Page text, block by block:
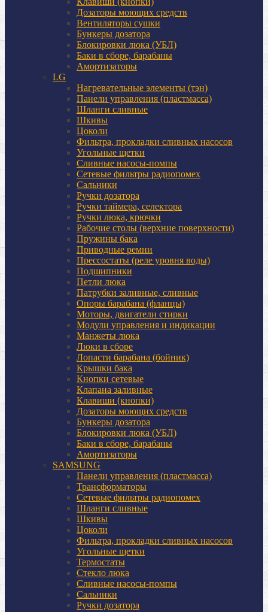
Дозаторы моющих средств
Вентиляторы сушки
Бункеры дозатора
Блокировки люка (УБЛ)
Баки в сборе, барабаны
Амортизаторы
LG
Нагревательные элементы (тэн)
Панели управления (пластмасса)
Шланги сливные
Шкивы
Цоколи
Фильтра, прокладки сливных насосов
Угольные щетки
Сливные насосы-помпы
Сетевые фильтры радиопомех
Сальники
Ручки дозатора
Ручки таймера, селектора
Ручки люка, крючки
Рабочие столы (верхние поверхности)
Пружины бака
Приводные ремни
Прессостаты (реле уровня воды)
Подшипники
Петли люка
Патрубки заливные, сливные
Опоры барабана (фланцы)
Моторы, двигатели стирки
Модули управления и индикации
Манжеты люка
Люки в сборе
Лопасти барабана (бойник)
Крышки бака
Кнопки сетевые
Клапана заливные
Клавиши (кнопки)
Дозаторы моющих средств
Бункеры дозатора
Блокировки люка (УБЛ)
Баки в сборе, барабаны
Амортизаторы
SAMSUNG
Панели управления (пластмасса)
Трансформаторы
Сетевые фильтры радиопомех
Шланги сливные
Шкивы
Цоколи
Фильтра, прокладки сливных насосов
Угольные щетки
Термостаты
Стекло люка
Сливные насосы-помпы
Сальники
Ручки дозатора